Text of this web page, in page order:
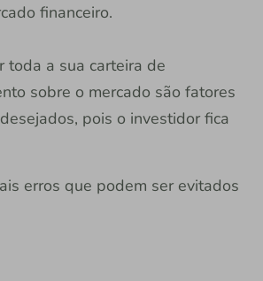
financeiro.
toda a sua carteira de
sobre o mercado são fatores
pois o investidor fica
erros que podem ser evitados